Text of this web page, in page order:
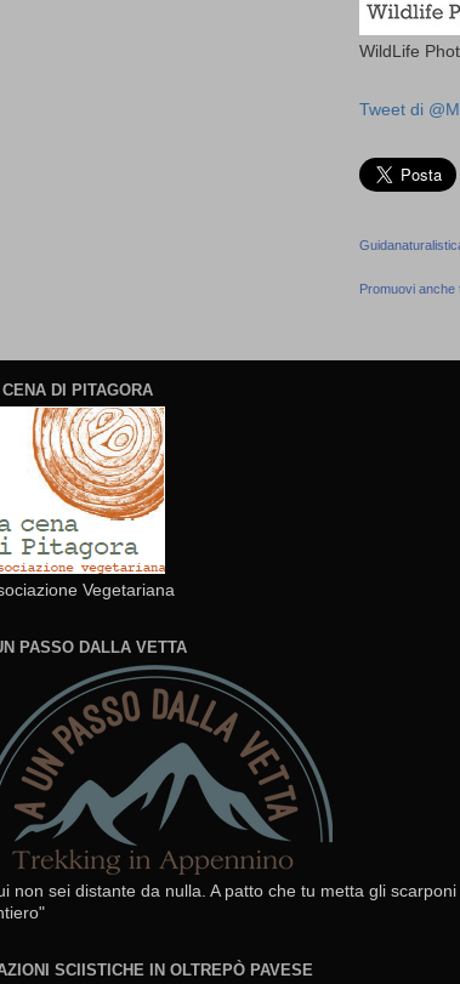
WildLife
Tweet di
Promuovi anche
CENA DI PITAGORA
Vegetariana
PASSO DALLA VETTA
non sei distante da nulla. A patto che tu metta gli
SCIISTICHE IN OLTREPÒ PAVESE